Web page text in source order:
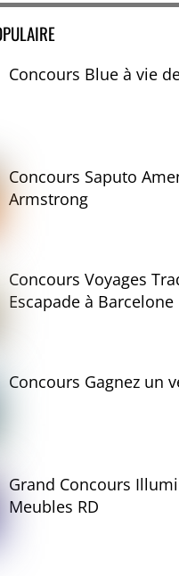
Concours Blue à vie
Concours Saputo
Armstrong
Concours Voyages
Escapade à Barcelone
Concours Gagnez un
Grand Concours
Meubles RD